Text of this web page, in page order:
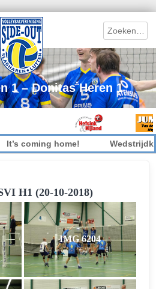
Search
1 – Donitas Heren 1
coming home!
H1 (20-10-2018)
IMG 6204